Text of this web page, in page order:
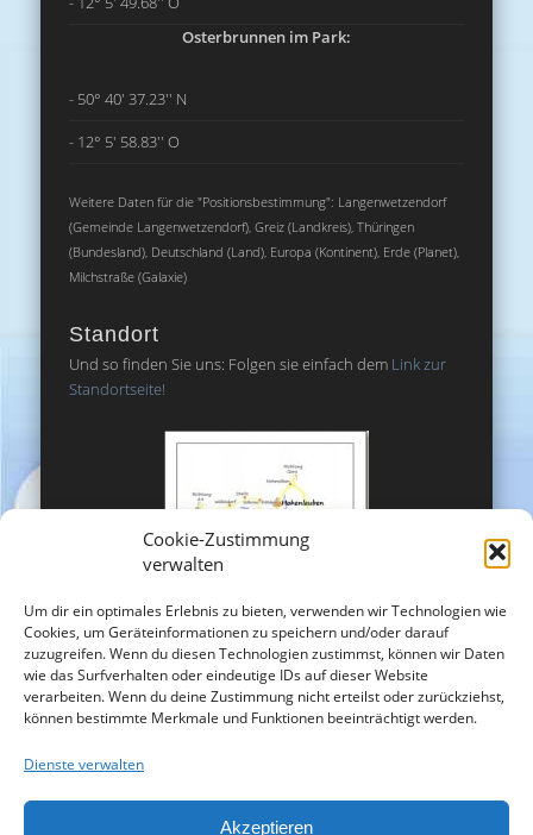
Cookie-Zustimmung
verwalten
Um dir ein optimales Erlebnis zu bieten, verwenden wir Technologien wie
Cookies, um Geräteinformationen zu speichern und/oder darauf
zuzugreifen. Wenn du diesen Technologien zustimmst, können wir Daten
wie das Surfverhalten oder eindeutige IDs auf dieser Website
verarbeiten. Wenn du deine Zustimmung nicht erteilst oder zurückziehst,
können bestimmte Merkmale und Funktionen beeinträchtigt werden.
Dienste verwalten
Akzeptieren
Osterbrunnen im Park:
- 50° 40' 37.23'' N
- 12° 5' 58.83'' O
Weitere Daten für die "Positionsbestimmung": Langenwetzendorf
(Gemeinde Langenwetzendorf), Greiz (Landkreis), Thüringen
(Bundesland), Deutschland (Land), Europa (Kontinent), Erde (Planet),
Milchstraße (Galaxie)
Standort
Und so finden Sie uns: Folgen sie einfach dem Link zur
Standortseite!